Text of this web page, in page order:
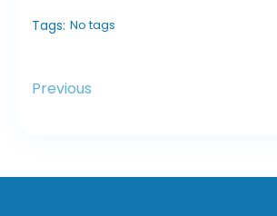
Tags: No tags
Previous